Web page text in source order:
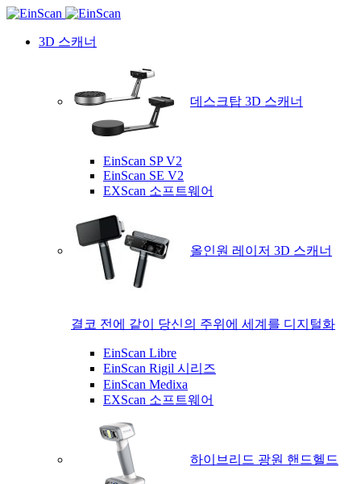
3D 스캐너
데스크탑 3D 스캐너
EinScan SP V2
EinScan SE V2
EXScan 소프트웨어
올인원 레이저 3D 스캐너
결코 전에 같이 당신의 주위에 세계를 디지털화
EinScan Libre
EinScan Rigil 시리즈
EinScan Medixa
EXScan 소프트웨어
하이브리드 광원 핸드헬드